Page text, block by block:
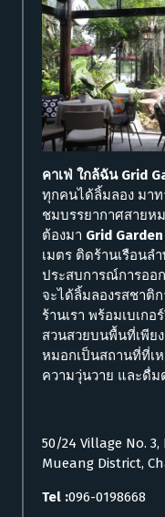
คาเฟ่ ใกล้ฉัน Grid
ทุกคนได้ลิ้มลอง มาท
ชมบรรยากาศสายห
️ต้องมา Grid Garden
เมตร ติดร้านเรือน
ประสบการณ์การออ
จะได้ลิ้มลองรสชาติ
ร้านเรา พร้อมเบเก
สวนสวยบนพื้นที่เพีย
หมอกเป็นสถานที่ที่เ
ความวุ่นวาย และดื่
50/24 Village No.
Mueang District,
Tel :096-0198668